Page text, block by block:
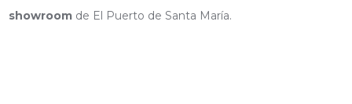
showroom de El Puerto de Santa María.